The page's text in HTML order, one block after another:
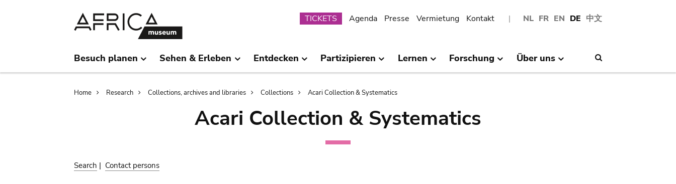
NL FR EN DE 中文
Submenu
TICKETS Agenda Presse Vermietung Kontakt
Besuch planen Sehen & Erleben Entdecken Partizipieren Lernen Forschung Über uns
Breadcrumb
Home Research Collections, archives and libraries Collections Acari Collection & Systematics
Acari Collection & Systematics
Search | Contact persons